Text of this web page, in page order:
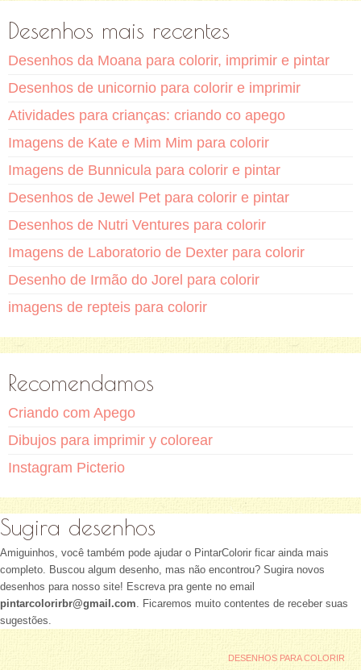
Desenhos mais recentes
Desenhos da Moana para colorir, imprimir e pintar
Desenhos de unicornio para colorir e imprimir
Atividades para crianças: criando co apego
Imagens de Kate e Mim Mim para colorir
Imagens de Bunnicula para colorir e pintar
Desenhos de Jewel Pet para colorir e pintar
Desenhos de Nutri Ventures para colorir
Imagens de Laboratorio de Dexter para colorir
Desenho de Irmão do Jorel para colorir
imagens de repteis para colorir
Recomendamos
Criando com Apego
Dibujos para imprimir y colorear
Instagram Picterio
Sugira desenhos
Amiguinhos, você também pode ajudar o PintarColorir ficar ainda mais
completo. Buscou algum desenho, mas não encontrou? Sugira novos
desenhos para nosso site! Escreva pra gente no email
pintarcolorirbr@gmail.com . Ficaremos muito contentes de receber suas
sugestões.
DESENHOS PARA COLORIR